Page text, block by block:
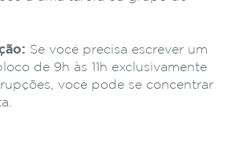
Se você precisa escrever um
de 9h às 11h exclusivamente
você pode se concentrar